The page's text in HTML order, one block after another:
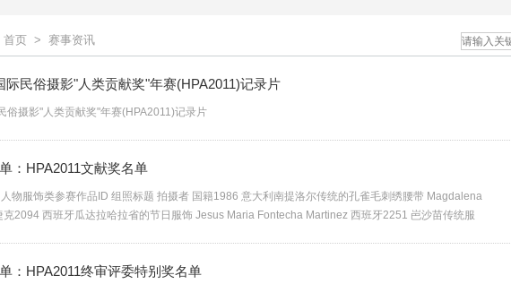
首页 > 赛事资讯
际民俗摄影"人类贡献奖"年赛(HPA2011)记录片
俗摄影"人类贡献奖"年赛(HPA2011)记录片
：HPA2011文献奖名单
物服饰类参赛作品ID 组照标题 拍摄者 国籍1986 意大利南提洛尔传统的孔雀毛刺绣腰带 Magdalena
克2094 西班牙瓜达拉哈拉省的节日服饰 Jesus Maria Fontecha Martinez 西班牙2251 岜沙苗传统服
：HPA2011终审评委特别奖名单